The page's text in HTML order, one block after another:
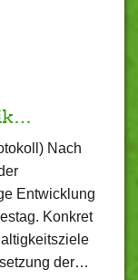
Nach
Entwicklung
Konkret
der…